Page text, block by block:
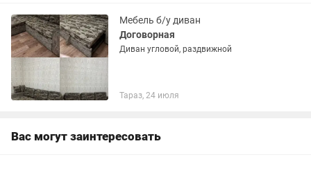
Мебель б/у диван
Договорная
Диван угловой, раздвижной
Тараз, 24 июля
Вас могут заинтересовать